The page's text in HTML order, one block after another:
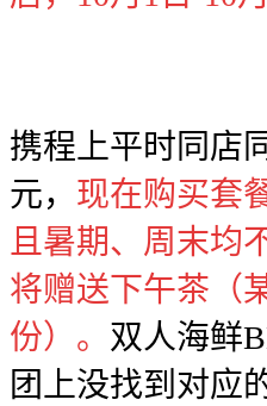
携程上平时同店
元， 现在购买套
且暑期、周末均
将赠送下午茶（
份）。 双人海鲜
团上没找到对应